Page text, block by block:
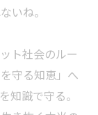
いね。
ト社会のルー
守る知恵」へ
知識で守る。